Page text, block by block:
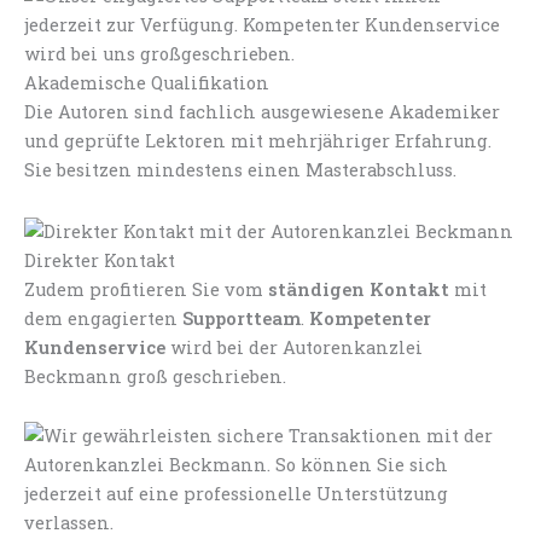
Akademische Qualifikation
Die Autoren sind fachlich ausgewiesene Akademiker
und geprüfte Lektoren mit mehrjähriger Erfahrung.
Sie besitzen mindestens einen Masterabschluss.
Direkter Kontakt
Zudem profitieren Sie vom ständigen Kontakt mit
dem engagierten Supportteam. Kompetenter
Kundenservice wird bei der Autorenkanzlei
Beckmann groß geschrieben.